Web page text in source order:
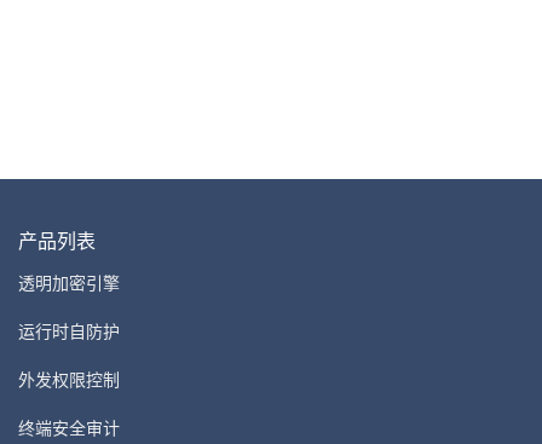
产品列表
透明加密引擎
运行时自防护
外发权限控制
终端安全审计